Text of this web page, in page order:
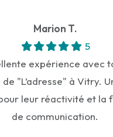
Marion T.
5
expérience avec
de "L’adresse" à Vitry.
leur réactivité et la
de communication.